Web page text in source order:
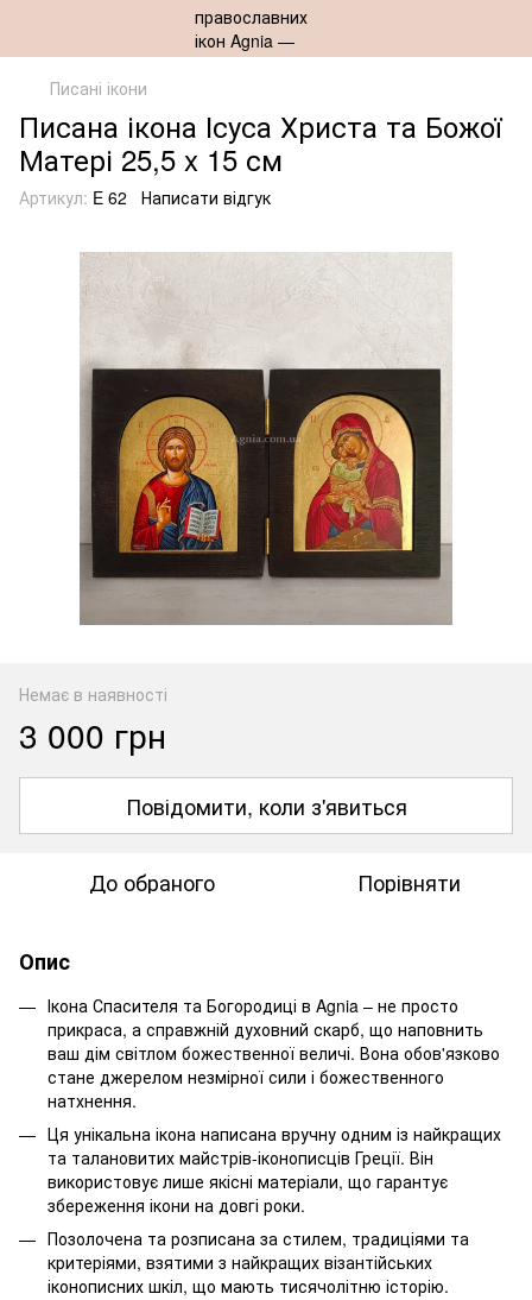
Писані ікони
Писана ікона Ісуса Христа та Божої
Матері 25,5 x 15 см
Артикул: E 62 Написати відгук
Немає в наявності
3 000 грн
Повідомити, коли з'явиться
До обраного Порівняти
Опис
Ікона Спасителя та Богородиці в Agnia – не просто
прикраса, а справжній духовний скарб, що наповнить
ваш дім світлом божественної величі. Вона обов'язково
стане джерелом незмірної сили і божественного
натхнення.
Ця унікальна ікона написана вручну одним із найкращих
та талановитих майстрів-іконописців Греції. Він
використовує лише якісні матеріали, що гарантує
збереження ікони на довгі роки.
Позолочена та розписана за стилем, традиціями та
критеріями, взятими з найкращих візантійських
іконописних шкіл, що мають тисячолітню історію.